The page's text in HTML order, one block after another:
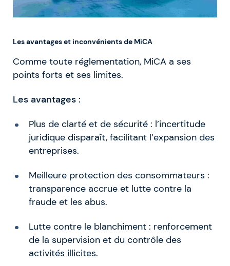
Les avantages et inconvénients de MiCA
Comme toute réglementation, MiCA a ses
points forts et ses limites.
Les avantages :
Plus de clarté et de sécurité : l’incertitude
juridique disparaît, facilitant l’expansion des
entreprises.
Meilleure protection des consommateurs :
transparence accrue et lutte contre la
fraude et les abus.
Lutte contre le blanchiment : renforcement
de la supervision et du contrôle des
activités illicites.